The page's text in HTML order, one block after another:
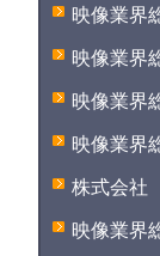
映像業界
映像業界
映像業界
映像業界
株式会社
映像業界